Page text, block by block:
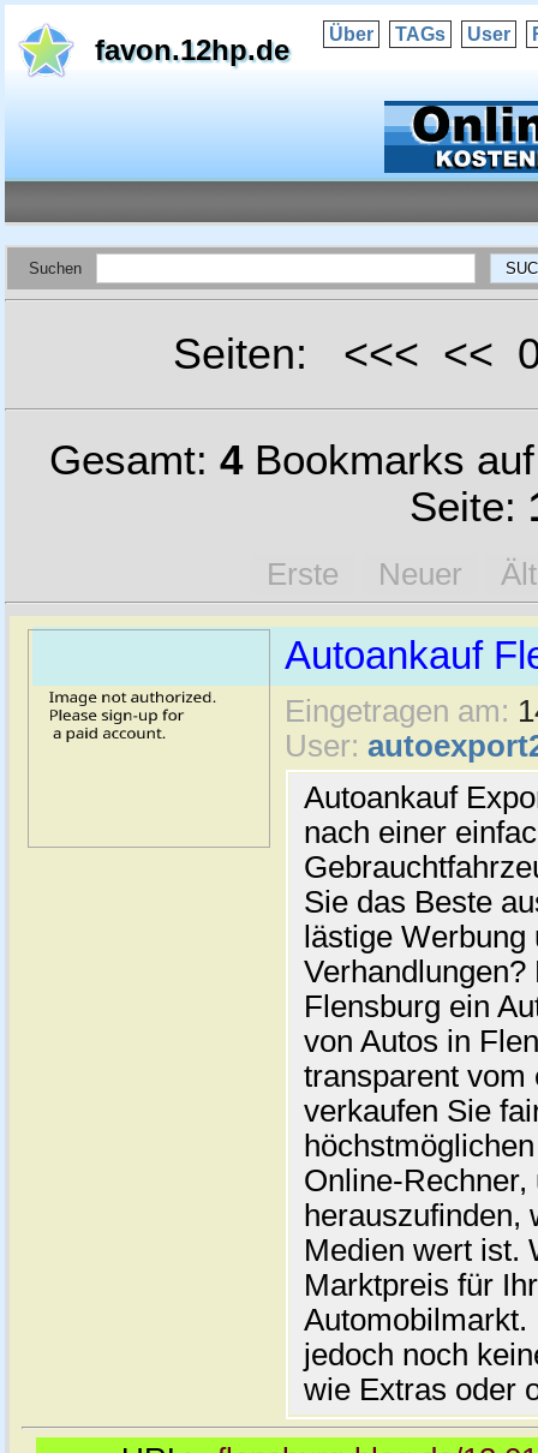
favon.12hp.de Über TAGs User
Suchen
Seiten: <<< <<
Gesamt: 4Bookmarks
Seite:
Erste Neuer
Autoankauf
Eingetragen am:
User:
Autoankauf
nach einer
Sie das Beste
lästige
Flensburg ein
von Autos in
transparent vom
verkaufen Sie
Online-
herauszufinden,
Medien wert ist.
Marktpreis für
jedoch noch
wie Extras oder